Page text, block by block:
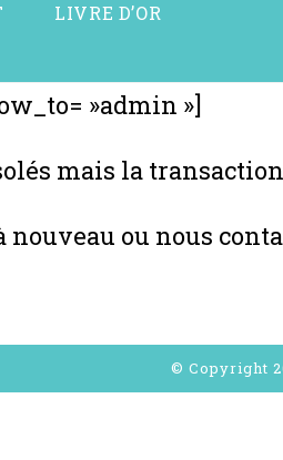
LIVRE D’OR
»admin »]
mais la transaction
nouveau ou nous
© Copyright